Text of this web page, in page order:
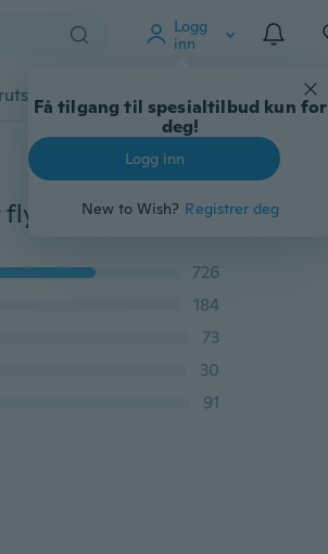
Logg
inn
Få tilgang til spesialtilbud kun for
deg!
Logg inn
New to Wish? Registrer deg
Gadgets Verktøy
120cm / 150cm bil tilleggsstopplys dynamisk streamer flytende LED-stripe 12v automatisk bagasjeromshale brems kjører bakluke blinklys lampe
726
184
73
30
91